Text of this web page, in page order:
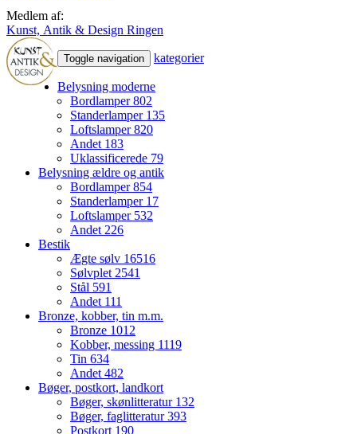
Medlem af:
Kunst, Antik & Design Ringen
Toggle navigation kategorier
Belysning moderne
Bordlamper802
Standerlamper 135
Loftslamper820
Andet 183
Uklassificerede 79
Belysning ældre og antik
Bordlamper854
Standerlamper 17
Loftslamper 532
Andet226
Bestik
Ægte sølv 16516
Sølvplet2541
Stål 591
Andet 111
Bronze, kobber, tin m.m.
Bronze 1012
Kobber, messing 1119
Tin 634
Andet482
Bøger, postkort, landkort
Bøger, skønlitteratur 132
Bøger, faglitteratur393
Postkort 190